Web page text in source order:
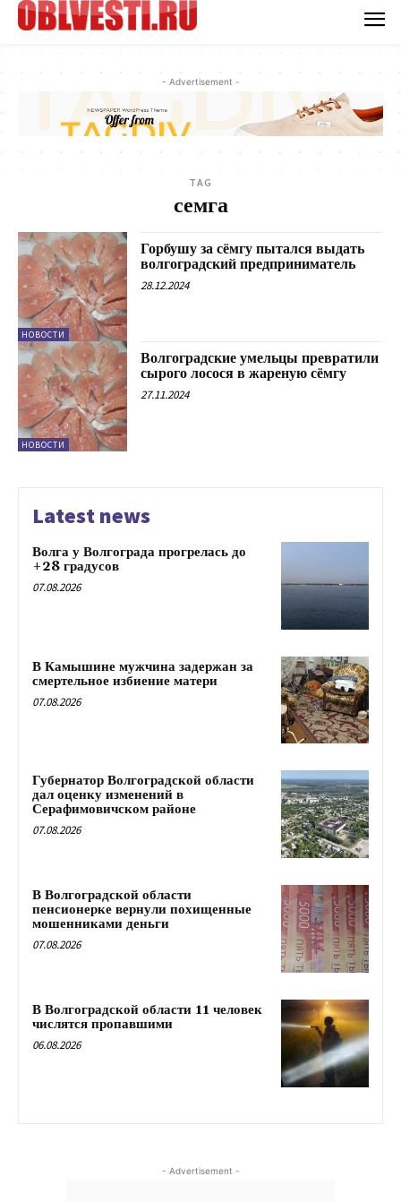
- Advertisement -
TAG
семга
НОВОСТИ
Горбушу за сёмгу пытался выдать
волгоградский предприниматель
28.12.2024
НОВОСТИ
Волгоградские умельцы превратили
сырого лосося в жареную сёмгу
27.11.2024
Latest news
Волга у Волгограда прогрелась до
+28 градусов
07.08.2026
В Камышине мужчина задержан за
смертельное избиение матери
07.08.2026
Губернатор Волгоградской области
дал оценку изменений в
Серафимовичском районе
07.08.2026
В Волгоградской области
пенсионерке вернули похищенные
мошенниками деньги
07.08.2026
В Волгоградской области 11 человек
числятся пропавшими
06.08.2026
- Advertisement -